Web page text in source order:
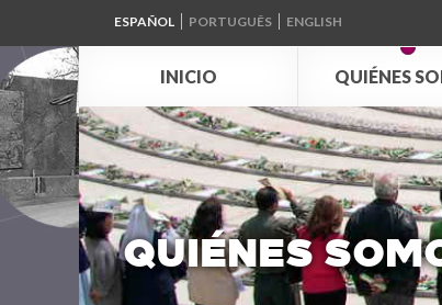
ESPAÑOL ENGLISH
PORTUGUÊS
INICIO
QUIÉNES
QUIÉNES